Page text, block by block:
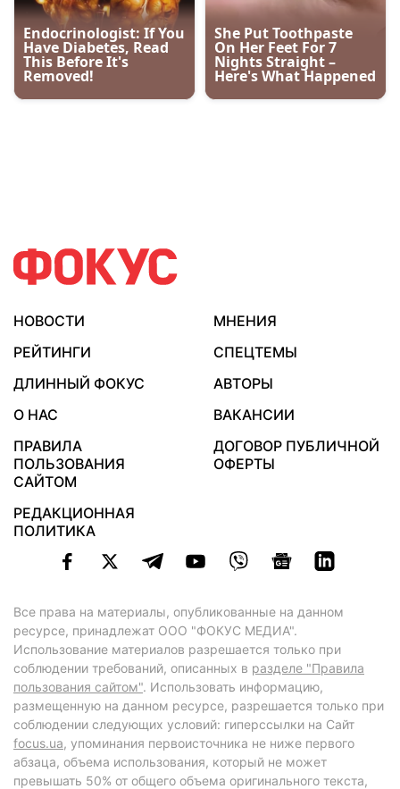
НОВОСТИ
МНЕНИЯ
РЕЙТИНГИ
СПЕЦТЕМЫ
ДЛИННЫЙ ФОКУС
АВТОРЫ
О НАС
ВАКАНСИИ
ПРАВИЛА
ПОЛЬЗОВАНИЯ
САЙТОМ
ДОГОВОР ПУБЛИЧНОЙ
ОФЕРТЫ
РЕДАКЦИОННАЯ
ПОЛИТИКА
Все права на материалы, опубликованные на данном
ресурсе, принадлежат ООО "ФОКУС МЕДИА".
Использование материалов разрешается только при
соблюдении требований, описанных в разделе "Правила
пользования сайтом". Использовать информацию,
размещенную на данном ресурсе, разрешается только при
соблюдении следующих условий: гиперссылки на Сайт
focus.ua, упоминания первоисточника не ниже первого
абзаца, объема использования, который не может
превышать 50% от общего объема оригинального текста,